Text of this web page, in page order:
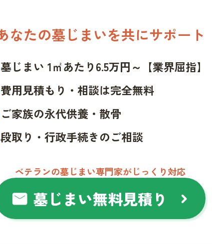
なたの墓じまいを共にサポート
墓じまい 1㎡あたり6.5万円～【業界屈指】
費用見積もり・相談は完全無料
ご家族の永代供養・散骨
段取り・行政手続きのご相談
ベテランの墓じまい専門家がじっくり対応
mail 墓じまい無料見積り chevron_right